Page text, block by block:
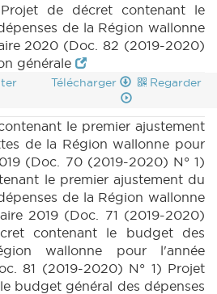
de décret contenant le
de la Région wallonne
2020 (Doc. 82 (2019-2020)
générale
Télécharger Regarder
le premier ajustement
de la Région wallonne pour
(Doc. 70 (2019-2020) N° 1)
le premier ajustement du
de la Région wallonne
2019 (Doc. 71 (2019-2020)
contenant le budget des
wallonne pour l'année
81 (2019-2020) N° 1) Projet
budget général des dépenses